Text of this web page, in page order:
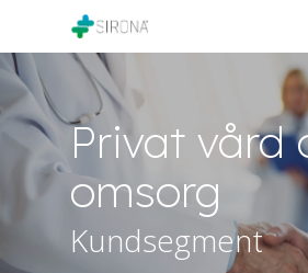
main
content
Privat vård
omsorg
Kundsegment